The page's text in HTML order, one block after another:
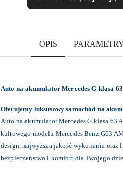
OPIS
Auto na akumulator Mercedes G klasa
Oferujemy luksusowy samochód na
Auto na akumulator Mercedes G klasa 63
kultowego modelu Mercedes Benz G63
design, najwyższa jakość wykonania
bezpieczeństwo i komfort dla Twojego